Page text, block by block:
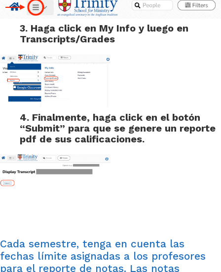
3. Haga click en My Info y luego en
Transcripts/Grades
4. Finalmente, haga click en el botón
“Submit” para que se genere un reporte
pdf de sus calificaciones.
Cada semestre, tenga en cuenta las
fechas límite asignadas a los profesores
para el reporte de notas. Las notas